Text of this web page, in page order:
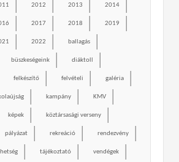
2012 2013 2014
2017 2018 2019
2022 ballagás
büszkeségeink diáktoll
felkészítő felvételi galéria
kampány KMV
képek köztársasági verseny
pályázat rekreáció rendezvény
tájékoztató vendégek